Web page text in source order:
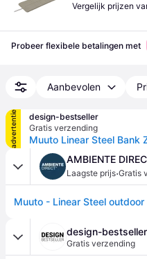
Vergelijk prijzen
Probeer flexibele betalingen met
Aanbevolen
advertentie
design-bestseller
Gratis verzending
AMBIENTE
Laagste prijs·Gratis
design-bestseller
Gratis verzending